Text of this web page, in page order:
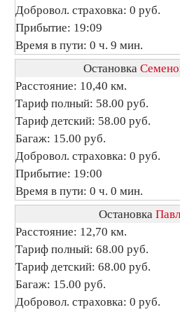
Добровол. страховка: 0 руб.
Прибытие: 19:09
Время в пути: 0 ч. 9 мин.
Остановка
Расстояние: 10,40 км.
Тариф полный: 58.00 руб.
Тариф детский: 58.00 руб.
Багаж: 15.00 руб.
Добровол. страховка: 0 руб.
Прибытие: 19:00
Время в пути: 0 ч. 0 мин.
Остановка
Расстояние: 12,70 км.
Тариф полный: 68.00 руб.
Тариф детский: 68.00 руб.
Багаж: 15.00 руб.
Добровол. страховка: 0 руб.